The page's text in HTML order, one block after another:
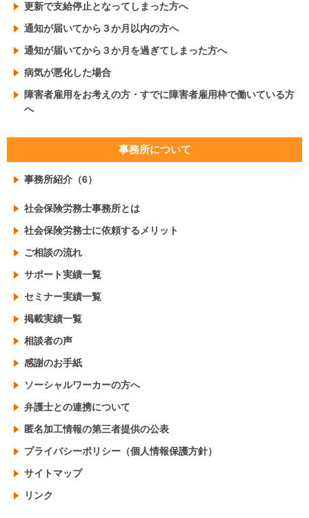
更新で支給停止となってしまった方へ
通知が届いてから３か月以内の方へ
通知が届いてから３か月を過ぎてしまった方へ
病気が悪化した場合
障害者雇用をお考えの方・すでに障害者雇用枠で働いている方
へ
事務所について
事務所紹介（6）
社会保険労務士事務所とは
社会保険労務士に依頼するメリット
ご相談の流れ
サポート実績一覧
セミナー実績一覧
掲載実績一覧
相談者の声
感謝のお手紙
ソーシャルワーカーの方へ
弁護士との連携について
匿名加工情報の第三者提供の公表
プライバシーポリシー（個人情報保護方針）
サイトマップ
リンク